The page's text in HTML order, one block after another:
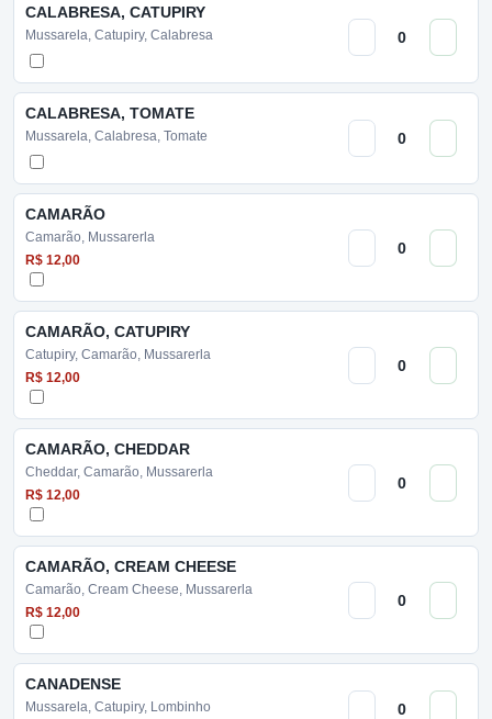
CALABRESA, CATUPIRY
Mussarela, Catupiry, Calabresa
CALABRESA, TOMATE
Mussarela, Calabresa, Tomate
CAMARÃO
Camarão, Mussarerla
R$ 12,00
CAMARÃO, CATUPIRY
Catupiry, Camarão, Mussarerla
R$ 12,00
CAMARÃO, CHEDDAR
Cheddar, Camarão, Mussarerla
R$ 12,00
CAMARÃO, CREAM CHEESE
Camarão, Cream Cheese, Mussarerla
R$ 12,00
CANADENSE
Mussarela, Catupiry, Lombinho